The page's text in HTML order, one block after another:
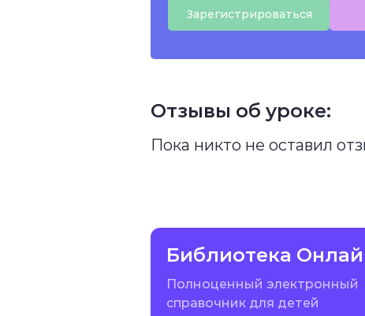
Зарегистрироваться
Отзывы об уроке:
Пока никто не оставил
Библиотека
Полноценный электронный
справочник для детей